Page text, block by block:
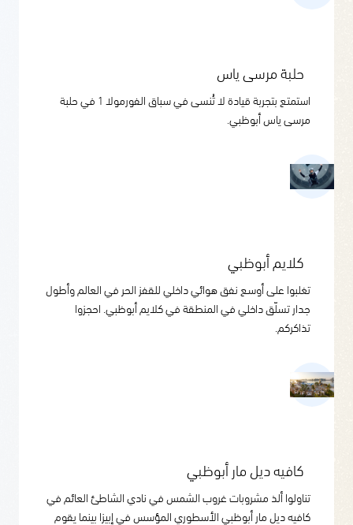
حلبة مرسى ياس
استمتع بتجربة قيادة لا تُنسى في سباق الفورمولا 1 في حلبة
مرسى ياس أبوظبي.
كلايم أبوظبي
تغلبوا على أوسع نفق هوائي داخلي للقفز الحر في العالم وأطول
جدار تسلّق داخلي في المنطقة في كلايم أبوظبي. احجزوا
تذاكركم.
كافيه ديل مار أبوظبي
تناولوا ألذ مشروبات غروب الشمس في نادي الشاطئ العائم في
كافيه ديل مار أبوظبي الأسطوري المؤسس في إبيزا بينما يقوم